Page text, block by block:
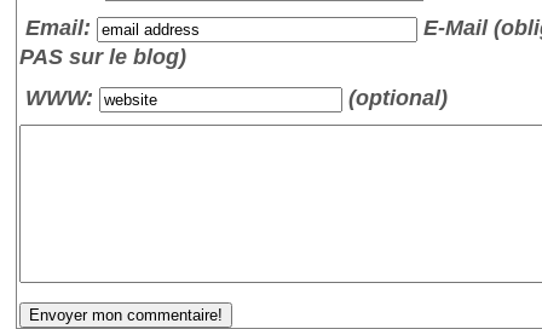
Email:
E-Mail
PAS sur le blog)
WWW:
(optional)